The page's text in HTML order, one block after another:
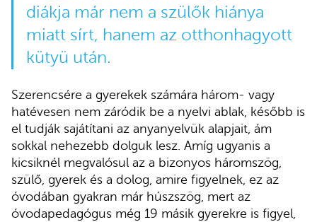
diákja már nem a szülők hiánya
miatt sírt, hanem az otthonhagyott
kütyü után.
Szerencsére a gyerekek számára három- vagy
hatévesen nem záródik be a nyelvi ablak, később is
el tudják sajátítani az anyanyelvük alapjait, ám
sokkal nehezebb dolguk lesz. Amíg ugyanis a
kicsiknél megvalósul az a bizonyos háromszög,
szülő, gyerek és a dolog, amire figyelnek, ez az
óvodában gyakran már húszszög, mert az
óvodapedagógus még 19 másik gyerekre is figyel,